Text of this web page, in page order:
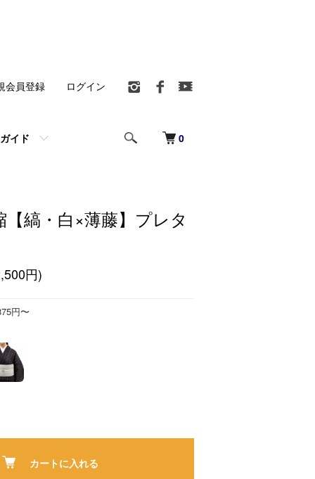
イド
会員登録 ログイン
0
縞・白×薄藤】プレタ
円)
円〜
カートに入れる